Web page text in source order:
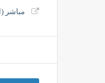
مصر منذ 3 ساعات
مباشر